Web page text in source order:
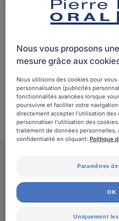
Les actions Smile for
Nous vous proposons
mesure grâce aux
Nous utilisons des cookies pour
personnalisation (publicités
fonctionnalités avancées lorsque
poursuivre et faciliter votre
directement accepter l'utilisation des
personnaliser l'utilisation des
traitement de données
confidentialité en cliquant:Politique
Paramètres
Uniquement
OK